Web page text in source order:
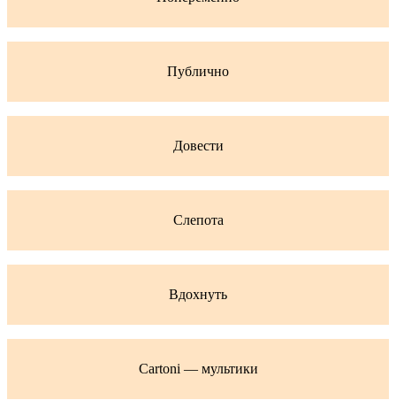
Публично
Довести
Слепота
Вдохнуть
Cartoni — мультики